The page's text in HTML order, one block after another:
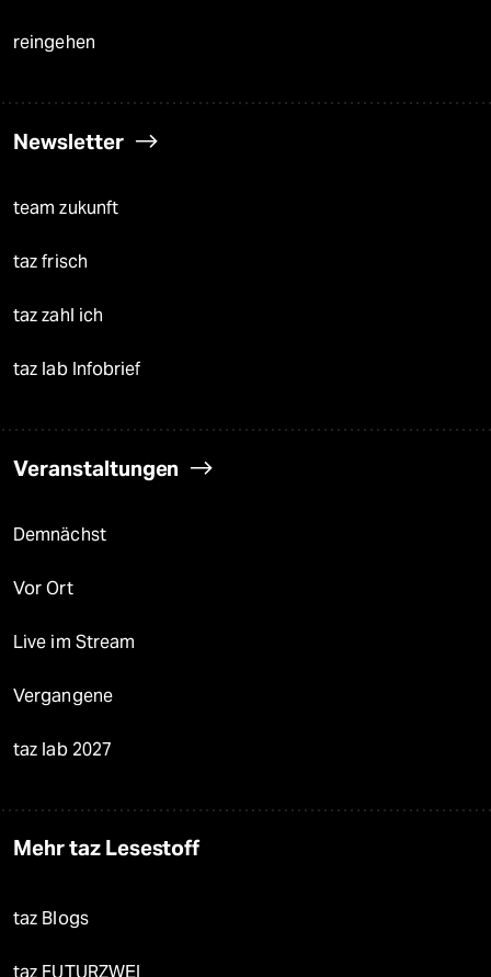
reingehen
Newsletter
team zukunft
taz frisch
taz zahl ich
taz lab Infobrief
Veranstaltungen
Demnächst
Vor Ort
Live im Stream
Vergangene
taz lab 2027
Mehr taz Lesestoff
taz Blogs
taz FUTURZWEI